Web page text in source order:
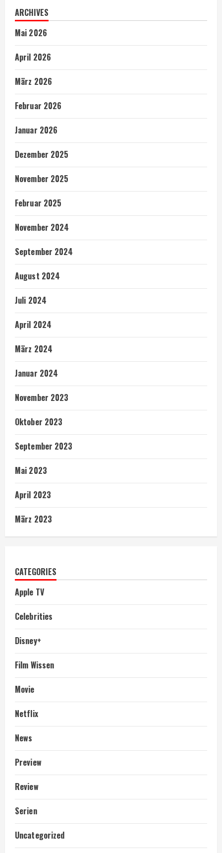
ARCHIVES
Mai 2026
April 2026
März 2026
Februar 2026
Januar 2026
Dezember 2025
November 2025
Februar 2025
November 2024
September 2024
August 2024
Juli 2024
April 2024
März 2024
Januar 2024
November 2023
Oktober 2023
September 2023
Mai 2023
April 2023
März 2023
CATEGORIES
Apple TV
Celebrities
Disney+
Film Wissen
Movie
Netflix
News
Preview
Review
Serien
Uncategorized